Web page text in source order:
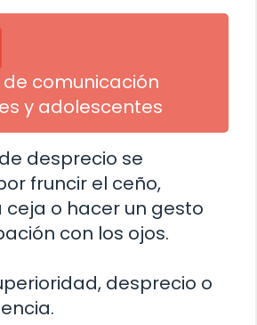
comunicación
y adolescentes
desprecio se
fruncir el ceño,
ceja o hacer un gesto
con los ojos.
desprecio o